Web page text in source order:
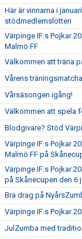
Här är vinnarna i
stödmedlemslotteri
Värpinge IF:s Pojkar
Malmö FF
Välkommen att träna
Vårens
Vårsäsongen igång!
Välkommen att spela
Blodgivare? Stöd
Värpinge IF:s Pojkar
Malmö FF på
Värpinge IF:s Pojkar
på Skånecupen den 6
Bra drag på
Värpinge IF:s Pojkar
JulZumba med